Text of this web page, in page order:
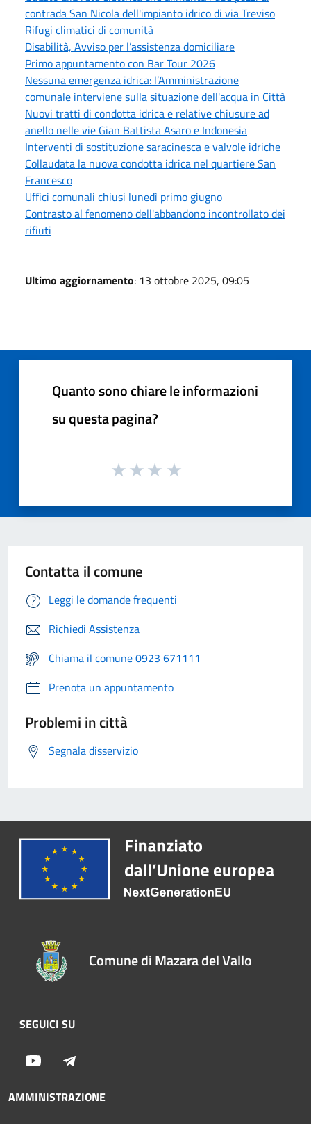
contrada San Nicola dell'impianto idrico di via Treviso
Rifugi climatici di comunità
Disabilità, Avviso per l’assistenza domiciliare
Primo appuntamento con Bar Tour 2026
Nessuna emergenza idrica: l’Amministrazione
comunale interviene sulla situazione dell'acqua in Città
Nuovi tratti di condotta idrica e relative chiusure ad
anello nelle vie Gian Battista Asaro e Indonesia
Interventi di sostituzione saracinesca e valvole idriche
Collaudata la nuova condotta idrica nel quartiere San
Francesco
Uffici comunali chiusi lunedì primo giugno
Contrasto al fenomeno dell'abbandono incontrollato dei
rifiuti
Ultimo aggiornamento: 13 ottobre 2025, 09:05
Quanto sono chiare le informazioni
su questa pagina?
Contatta il comune
Leggi le domande frequenti
Richiedi Assistenza
Chiama il comune 0923 671111
Prenota un appuntamento
Problemi in città
Segnala disservizio
Comune di Mazara del Vallo
SEGUICI SU
Youtube
AMMINISTRAZIONE